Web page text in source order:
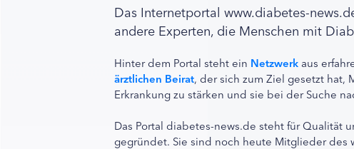
Das Internetportal www.diabetes-
andere Experten, die Menschen mit
Hinter dem Portal steht ein Netzwerk aus
ärztlichen Beirat, der sich zum Ziel gesetzt hat,
Erkrankung zu stärken und sie bei der Suche
Das Portal diabetes-news.de steht für Qualität
gegründet. Sie sind noch heute Mitglieder des